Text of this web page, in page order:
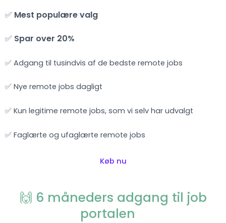
✅ Mest populære valg
✅ Spar over 20%
✅ Adgang til tusindvis af de bedste remote jobs
✅ Nye remote jobs dagligt
✅ Kun legitime remote jobs, som vi selv har udvalgt
✅ Faglærte og ufaglærte remote jobs
Køb nu
🙌 6 måneders adgang til job
portalen